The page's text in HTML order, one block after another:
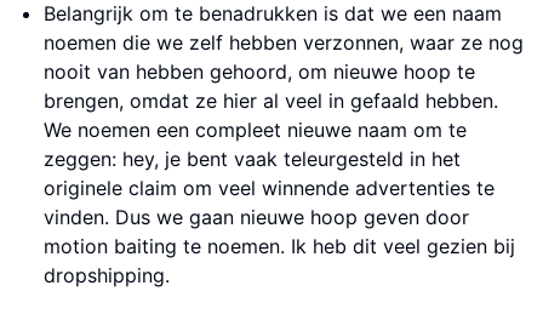
Belangrijk om te benadrukken is dat we een naam
noemen die we zelf hebben verzonnen, waar ze nog
nooit van hebben gehoord, om nieuwe hoop te
brengen, omdat ze hier al veel in gefaald hebben.
We noemen een compleet nieuwe naam om te
zeggen: hey, je bent vaak teleurgesteld in het
originele claim om veel winnende advertenties te
vinden. Dus we gaan nieuwe hoop geven door
motion baiting te noemen. Ik heb dit veel gezien bij
dropshipping.